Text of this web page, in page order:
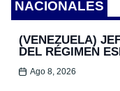
NACIONALES
(VENEZUELA)
DEL RÉGIMEN
Ago 8, 2026